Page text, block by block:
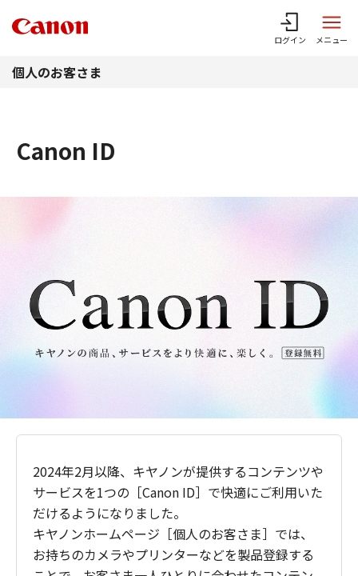
ログイン メニュー
個人のお客さま
Canon ID
2024年2月以降、キヤノンが提供するコンテンツや
サービスを1つの［Canon ID］で快適にご利用いた
だけるようになりました。
キヤノンホームページ［個人のお客さま］では、
お持ちのカメラやプリンターなどを製品登録する